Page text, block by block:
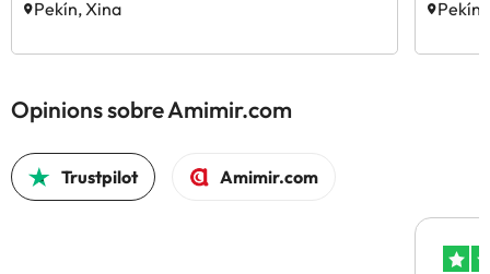
Pekín, Xina
Opinions sobre Amimir.com
Trustpilot Amimir.com